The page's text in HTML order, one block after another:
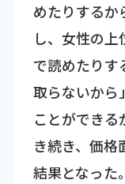
めたりするか
し、女性の
で読めたりす
取らないから
ことができ
き続き、価格
結果となった。